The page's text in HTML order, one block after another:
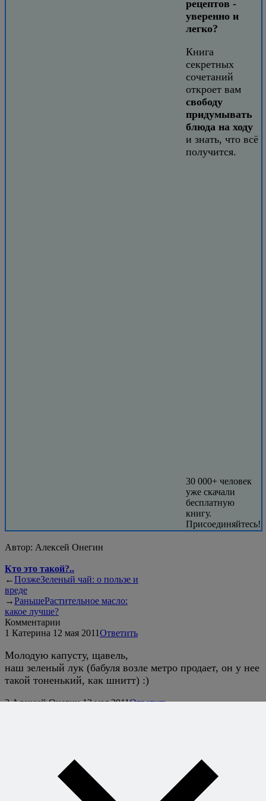
рецептов -
уверенно и
легко?
Книга
секретных
сочетаний
откроет вам
свободу
придумывать
блюда на ходу
и знать, что всё
получится.
30 000+ человек
уже скачали
бесплатную
книгу.
Присоединяйтесь!
Автор: Алексей Онегин
Кто это такой?..
←ПозжеЗеленый чай: о пользе и
вреде
→РаньшеРастительное масло:
какое лучше?
Комментарии
1 Катерина 12 мая 2011Ответить
Молодую капусту, щавель,
наш зеленый лук (бабуля возле метро продает, он у нее
такой тоненький, как шнитт) :)
2 Алексей Онегин 12 мая 2011Ответить
Листья черемши тоже продают, только я не знаю, с
какого боку к ней подойти :)